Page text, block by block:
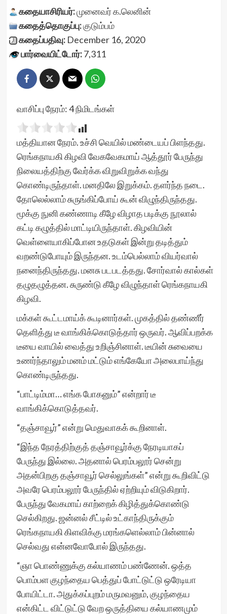
கதையாசிரியர்:முனைவர் க.லெனின்
கதைத்தொகுப்பு:குடும்பம்
கதைப்பதிவு:December 16, 2020
பார்வையிட்டோர்:7,311
வாசிப்பு நேரம்:4நிமிடங்கள்
மத்தியான நேரம். உச்சி வெயில் மண்டையப் பிளந்தது.
ரெங்கநாயகி கிழவி வேகவேகமாய் ஆத்தூர் பேருந்து
நிலையத்திற்கு வேர்க்க விறுவிறுக்க வந்து
கொண்டிருந்தாள். மனதிலே இறுக்கம். தளர்ந்த நடை.
தோலெல்லாம் சுருங்கிப்போய் கூன் விழுந்திருந்தது.
மூக்கு நுனி கண்ணாடி கீழே விழாத படிக்கு நூலால்
கட்டி கழுத்தில் மாட்டியிருந்தாள். கிழவியின்
வெள்ளையாகிப்போன உதடுகள் இன்று தடித்தும்
வறண்டுபோயும் இருந்தன. உடம்பெல்லாம் வியர்வால்
நனைந்திருந்தது. மனசு படபடத்தது. சோர்வால் கால்கள்
தழுதழுத்தன. சுருண்டு கீழே விழுந்தாள் ரெங்கநாயகி
கிழவி.
மக்கள் கூட்டமாய்க் கூடினார்கள். முகத்தில் தண்ணீர்
தெளித்து டீ வாங்கிக்கொடுத்தார் ஒருவர். ஆவிப்பறக்க
டீயை வாயில் வைத்து உறிஞ்சினாள். டீயின் சுவையை
உணர்ந்தாலும் மனம் மட்டும் எங்கேயோ அலைபாய்ந்து
கொண்டிருந்தது.
“பாட்டிம்மா… எங்க போகனும்” என்றார் டீ
வாங்கிக்கொடுத்தவர்.
“தஞ்சாவூர்” என்று மெதுவாகக் கூறினாள்.
“இந்த நேரத்திற்குத் தஞ்சாவூர்க்கு நேரடியாகப்
பேருந்து இல்லை. அதனால் பெரம்பலூர் சென்று
அதன்பிறகு தஞ்சாவூர் செல்லுங்கள்” என்று கூறிவிட்டு
அவரே பெரம்பலூர் பேருந்தில் ஏற்றியும் விடுகிறார்.
பேருந்து வேகமாய் காற்றைக் கிழித்துக்கொண்டு
செல்கிறது. ஜன்னல் சீட்டில் உட்காந்திருக்கும்
ரெங்கநாயகி கிளவிக்கு மரங்களெல்லாம் பின்னால்
செல்வது என்னவோபோல் இருந்தது.
“ஞா பொண்ணுக்கு கல்யாணம் பண்ணேன். ஒத்த
பொம்பள குழந்தைய பெத்துப் போட்டுட்டு ஒரேடியா
போயிட்டா. அதுக்கப்புறம் மருமவனும், குழந்தைய
என்கிட்ட விட்டுட்டு வேற ஒருத்தியை கல்யாணமும்